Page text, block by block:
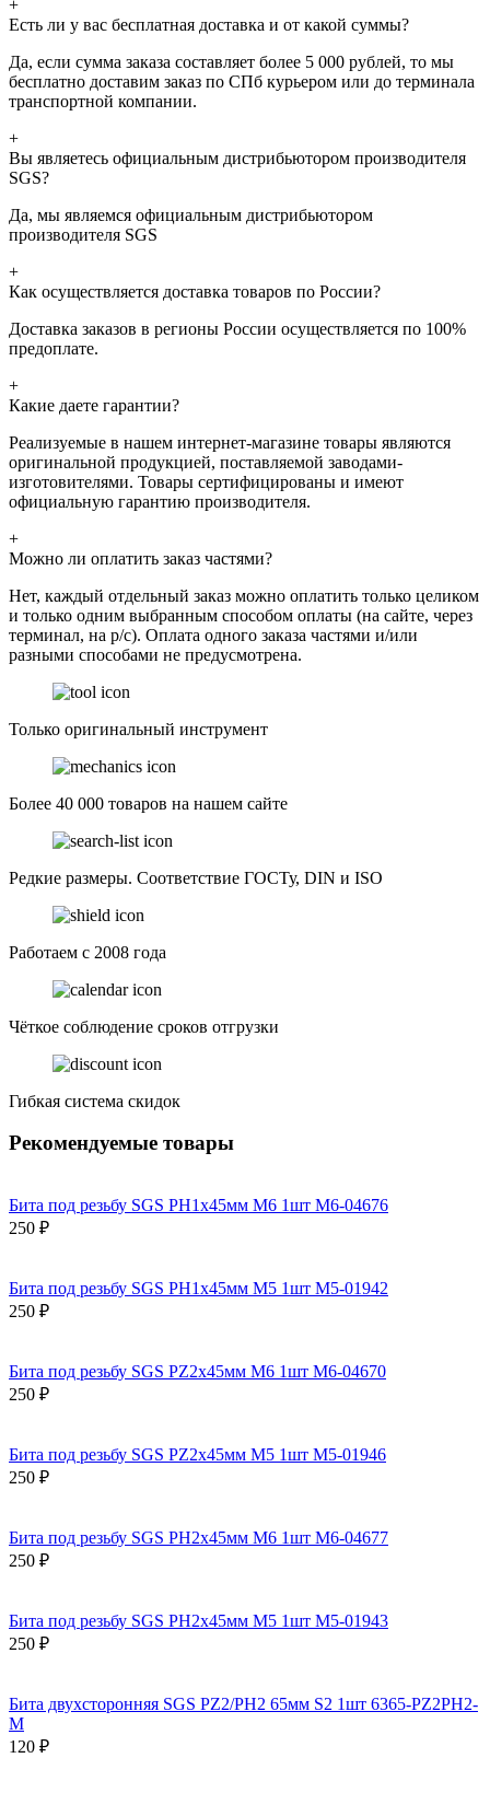
+
Есть ли у вас бесплатная доставка и от какой суммы?
Да, если сумма заказа составляет более 5 000 рублей, то мы
бесплатно доставим заказ по СПб курьером или до терминала
транспортной компании.
+
Вы являетесь официальным дистрибьютором производителя
SGS?
Да, мы являемся официальным дистрибьютором
производителя SGS
+
Как осуществляется доставка товаров по России?
Доставка заказов в регионы России осуществляется по 100%
предоплате.
+
Какие даете гарантии?
Реализуемые в нашем интернет-магазине товары являются
оригинальной продукцией, поставляемой заводами-
изготовителями. Товары сертифицированы и имеют
официальную гарантию производителя.
+
Можно ли оплатить заказ частями?
Нет, каждый отдельный заказ можно оплатить только целиком
и только одним выбранным способом оплаты (на сайте, через
терминал, на р/с). Оплата одного заказа частями и/или
разными способами не предусмотрена.
Только оригинальный инструмент
Более 40 000 товаров на нашем сайте
Редкие размеры. Соответствие ГОСТу, DIN и ISO
Работаем с 2008 года
Чёткое соблюдение сроков отгрузки
Гибкая система скидок
Рекомендуемые товары
Бита под резьбу SGS PH1х45мм M6 1шт M6-04676
250 ₽
Бита под резьбу SGS PH1х45мм M5 1шт M5-01942
250 ₽
Бита под резьбу SGS PZ2х45мм M6 1шт M6-04670
250 ₽
Бита под резьбу SGS PZ2х45мм M5 1шт M5-01946
250 ₽
Бита под резьбу SGS PH2х45мм M6 1шт M6-04677
250 ₽
Бита под резьбу SGS PH2х45мм M5 1шт M5-01943
250 ₽
Бита двухсторонняя SGS PZ2/PH2 65мм S2 1шт 6365-PZ2PH2-
M
120 ₽